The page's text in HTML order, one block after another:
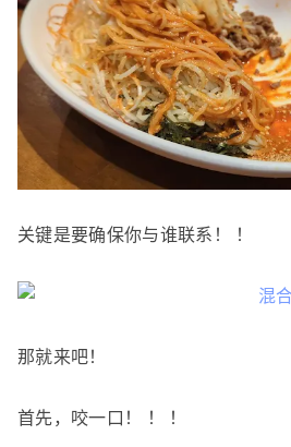
关键是要确保你与谁联系！ ！
那就来吧！
首先，咬一口！ ！ ！